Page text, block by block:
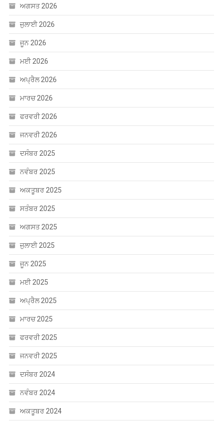
ਜੂਨ 2026
ਮਈ 2026
ਅਪ੍ਰੈਲ 2026
ਮਾਰਚ 2026
ਫਰਵਰੀ 2026
ਜਨਵਰੀ 2026
ਦਸੰਬਰ 2025
ਨਵੰਬਰ 2025
ਅਕਤੂਬਰ 2025
ਸਤੰਬਰ 2025
ਅਗਸਤ 2025
ਜੁਲਾਈ 2025
ਜੂਨ 2025
ਮਈ 2025
ਅਪ੍ਰੈਲ 2025
ਮਾਰਚ 2025
ਫਰਵਰੀ 2025
ਜਨਵਰੀ 2025
ਦਸੰਬਰ 2024
ਨਵੰਬਰ 2024
ਅਕਤੂਬਰ 2024
ਸਤੰਬਰ 2024
ਅਗਸਤ 2024